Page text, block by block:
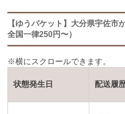
【ゆうパケット】大分県宇佐市
全国一律250円〜）
状態発生日 配送履